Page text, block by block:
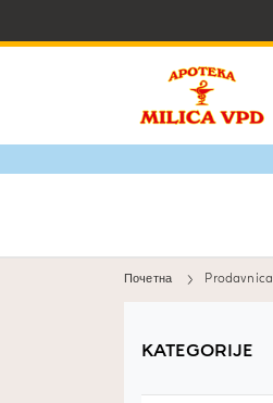
Почетна Prodavnica
KATEGORIJE